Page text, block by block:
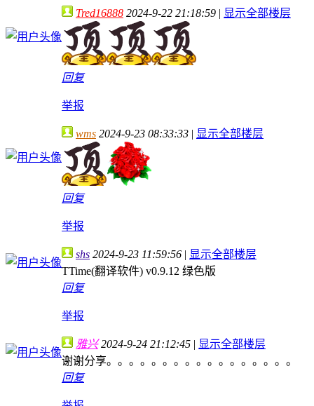
Tred16888 2024-9-22 21:18:59 | 显示全部楼层
回复
举报
wms 2024-9-23 08:33:33 | 显示全部楼层
回复
举报
shs 2024-9-23 11:59:56 | 显示全部楼层
TTime(翻译软件) v0.9.12 绿色版
回复
举报
雅兴2024-9-24 21:12:45 | 显示全部楼层
谢谢分享。。。。。。。。。。。。。。。。。
回复